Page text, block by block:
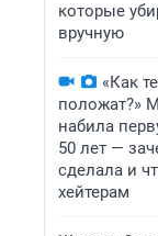
которые
вручную
«Как
положат?»
набила
50 лет —
сделала и
хейтерам